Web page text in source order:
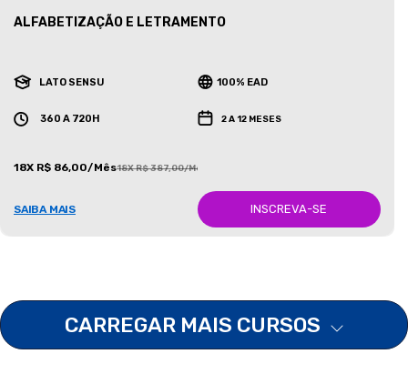
ALFABETIZAÇÃO E LETRAMENTO
LATO SENSU 100% EAD
360 A 720H 2 A 12 MESES
18X R$ 86,00/Mês18X R$ 387,00/Mês
SAIBA MAIS INSCREVA-SE
CARREGAR MAIS CURSOS